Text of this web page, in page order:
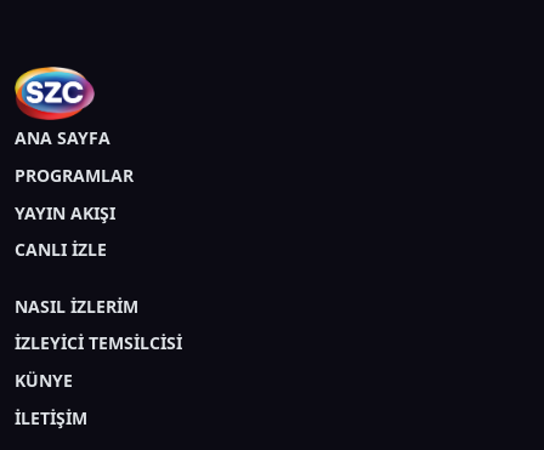
ANA SAYFA
PROGRAMLAR
YAYIN AKIŞI
CANLI İZLE
NASIL İZLERİM
İZLEYİCİ TEMSİLCİSİ
KÜNYE
İLETİŞİM